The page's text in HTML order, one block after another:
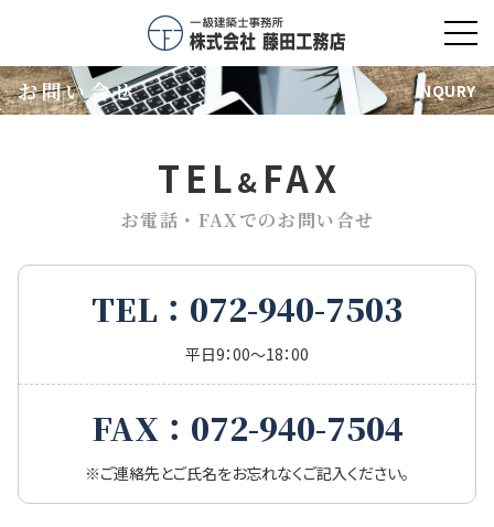
お問い合せ INQURY
お電話・FAXでのお問い合せ
TEL& FAX
TEL：072-940-7503
平日9：00～18：00
FAX：072-940-7504
※ご連絡先とご氏名をお忘れなくご記入ください。